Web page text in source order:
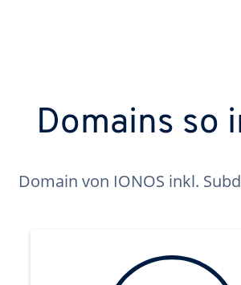
Domains so
Domain von IONOS inkl.